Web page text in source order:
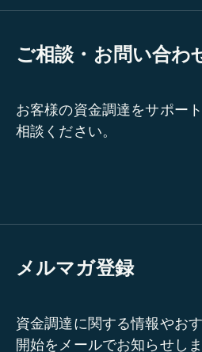
ご相談・お問い合わ
お客様の資金調達をサポー
相談ください。
メルマガ登録
資金調達に関する情報やお
開始をメールでお知らせしま